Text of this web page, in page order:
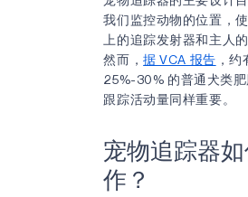
我们监控动物的位置，
上的追踪发射器和主人的
然而，据 VCA 报告 ，约
25%-30% 的普通犬类
跟踪活动量同样重要。
宠物追踪器
作？